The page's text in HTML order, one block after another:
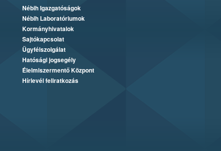
Nébih Igazgatóságok
Nébih Laboratóriumok
Kormányhivatalok
Sajtókapcsolat
Ügyfélszolgálat
Hatósági jogsegély
Élelmiszermentő Központ
Hírlevél feliratkozás